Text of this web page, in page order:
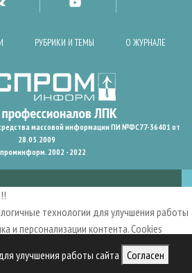
улучшения работы сайта Согласен
РУБРИКИ И ТЕМЫ О ЖУРНАЛЕ
массовой информации ПИ №ФС77-36401 от
28.05.2009
2002 - 2022
технологии для улучшения работы
и персонализации контента. Cookies